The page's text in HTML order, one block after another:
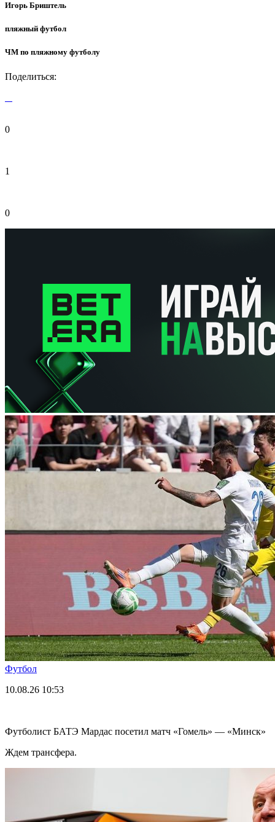
Игорь Бриштель
пляжный футбол
ЧМ по пляжному футболу
Поделиться:
0
1
0
Футбол
10.08.26 10:53
Футболист БАТЭ Мардас посетил матч «Гомель» — «Минск»
Ждем трансфера.